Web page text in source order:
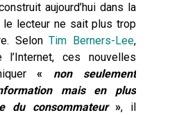
aujourd’hui dans la
lecteur ne sait plus trop
SelonTim Berners-Lee,
l’Internet, ces nouvelles
« non seulement
mais en plus
du consommateur», il